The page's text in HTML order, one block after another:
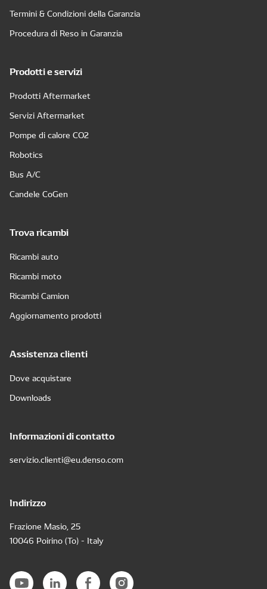
Termini & Condizioni della Garanzia
Procedura di Reso in Garanzia
Prodotti e servizi
Prodotti Aftermarket
Servizi Aftermarket
Pompe di calore CO2
Robotics
Bus A/C
Candele CoGen
Trova ricambi
Ricambi auto
Ricambi moto
Ricambi Camion
Aggiornamento prodotti
Assistenza clienti
Dove acquistare
Downloads
Informazioni di contatto
servizio.clienti@eu.denso.com
Indirizzo
Frazione Masio, 25
10046 Poirino (To) - Italy